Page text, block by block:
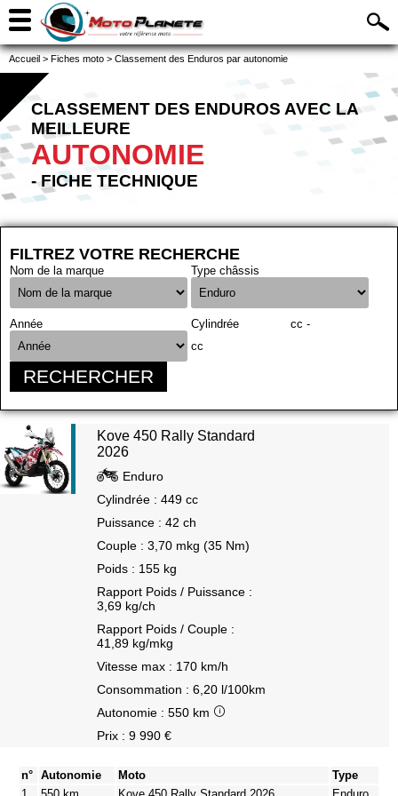
Accueil > Fiches moto > Classement des Enduros par autonomie
CLASSEMENT DES ENDUROS AVEC LA
MEILLEURE
AUTONOMIE
- FICHE TECHNIQUE
FILTREZ VOTRE RECHERCHE
Nom de la marque Type châssis
Année Cylindrée
cc -
cc
RECHERCHER
Kove 450 Rally Standard
2026
Enduro
Cylindrée : 449 cc
Puissance : 42 ch
Couple : 3,70 mkg (35 Nm)
Poids : 155 kg
Rapport Poids / Puissance :
3,69 kg/ch
Rapport Poids / Couple :
41,89 kg/mkg
Vitesse max : 170 km/h
Consommation : 6,20 l/100km
Autonomie : 550 km
Prix : 9 990 €
n° Autonomie Moto
Type